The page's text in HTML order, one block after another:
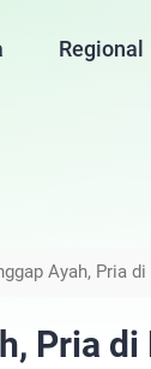
Regional
Ayah, Pria
Pria